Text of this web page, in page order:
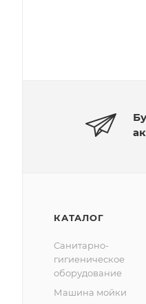
КАТАЛОГ
Санитарно-
гигиеническое
оборудование
Машина мойки